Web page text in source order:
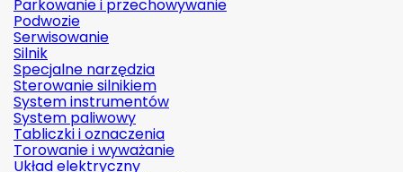
Parkowanie i przechowywanie
Podwozie
Serwisowanie
Silnik
Specjalne narzędzia
Sterowanie silnikiem
System instrumentów
System paliwowy
Tabliczki i oznaczenia
Torowanie i wyważanie
Układ elektryczny